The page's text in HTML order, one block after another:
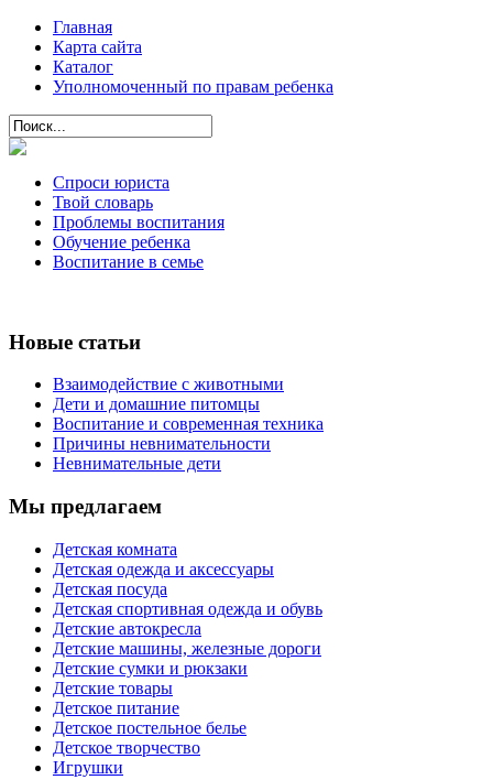
Главная
Карта сайта
Каталог
Уполномоченный по правам ребенка
Спроси юриста
Твой словарь
Проблемы воспитания
Обучение ребенка
Воспитание в семье
Новые статьи
Взаимодействие с животными
Дети и домашние питомцы
Воспитание и современная техника
Причины невнимательности
Невнимательные дети
Мы предлагаем
Детская комната
Детская одежда и аксессуары
Детская посуда
Детская спортивная одежда и обувь
Детские автокресла
Детские машины, железные дороги
Детские сумки и рюкзаки
Детские товары
Детское питание
Детское постельное белье
Детское творчество
Игрушки